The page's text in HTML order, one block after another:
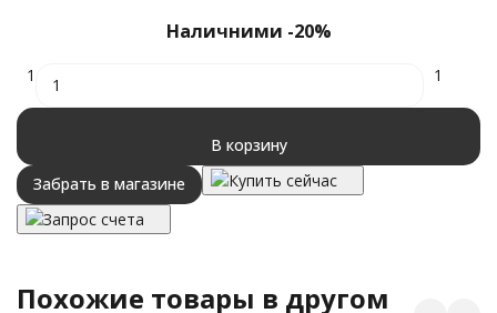
Наличними -20%
1 1
В корзину
Забрать в магазине
Купить сейчас
Запрос счета
Похожие товары в другом